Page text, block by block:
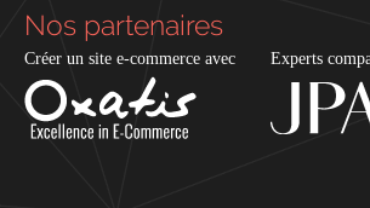
Nos partenaires
Créer un site e-commerce avec Experts